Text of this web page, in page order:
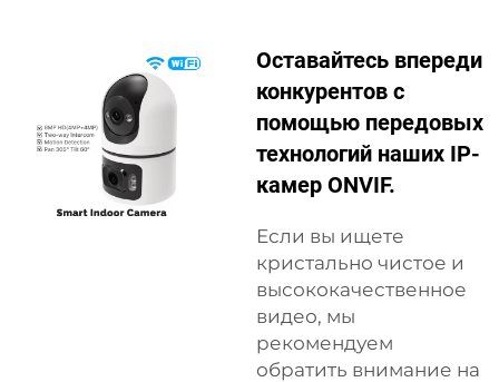
Оставайтесь впереди
конкурентов с
помощью передовых
технологий наших IP-
камер ONVIF.
Если вы ищете
кристально чистое и
высококачественное
видео, мы
рекомендуем
обратить внимание на